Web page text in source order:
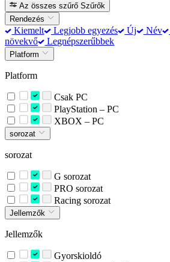
Az összes szűrő Szűrők
Rendezés
Kiemelt Legjobb egyezés Új Név
növekvő
Legnépszerűbbek
Platform
Platform
Csak PC
PlayStation – PC
XBOX – PC
sorozat
sorozat
G sorozat
PRO sorozat
Racing sorozat
Jellemzők
Jellemzők
Gyorskioldó